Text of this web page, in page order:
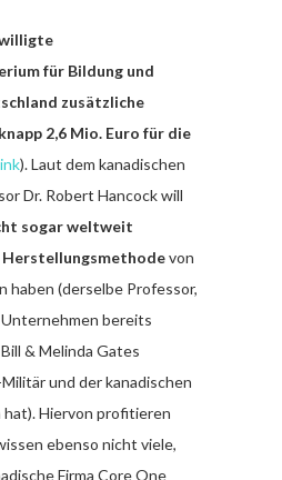
für Bildung und
zusätzliche
2,6 Mio. Euro für die
). Laut dem kanadischen
Dr. Robert Hancock will
sogar weltweit
von
haben (derselbe Professor,
bereits
& Melinda Gates
und der kanadischen
Hiervon profitieren
ebenso nicht viele,
Firma Core One